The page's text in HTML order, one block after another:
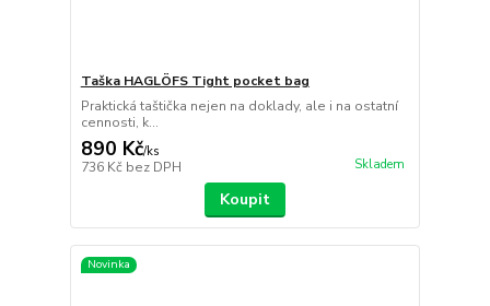
Taška HAGLÖFS Tight pocket bag
Praktická taštička nejen na doklady, ale i na ostatní
cennosti, k...
890 Kč/ks
736 Kč bez DPH Skladem
Koupit
Novinka